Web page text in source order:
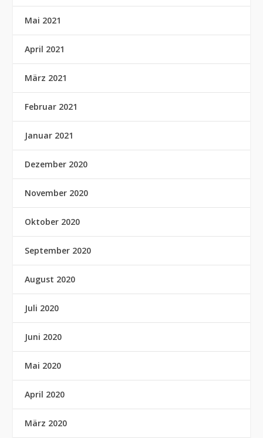
Mai 2021
April 2021
März 2021
Februar 2021
Januar 2021
Dezember 2020
November 2020
Oktober 2020
September 2020
August 2020
Juli 2020
Juni 2020
Mai 2020
April 2020
März 2020